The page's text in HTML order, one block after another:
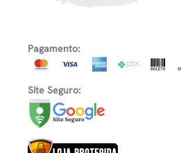
Pagamento:
Site Seguro: